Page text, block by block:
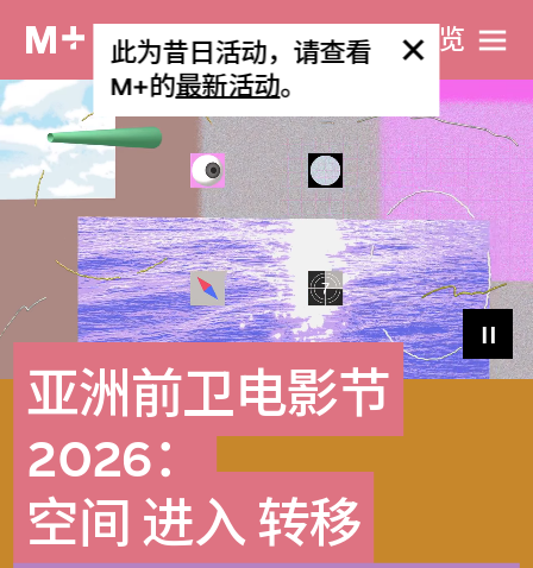
网站导览
此为昔日活动，请查看
M+的最新活动。
亚洲前卫电影节
2026：
空间 进入 转移